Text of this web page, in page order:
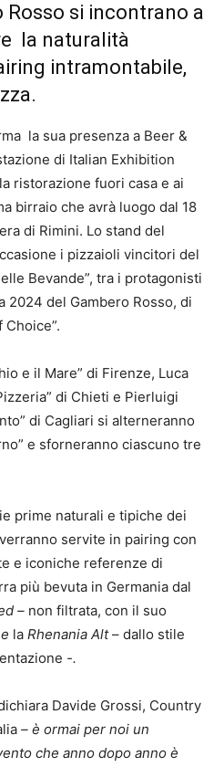
Rosso si incontrano a
la naturalità
intramontabile,
la sua presenza a Beer &
di Italian Exhibition
ristorazione fuori casa e ai
birraio che avrà luogo dal 18
di Rimini. Lo stand del
i pizzaioli vincitori del
Bevande”, tra i protagonisti
2024 del Gambero Rosso, di
e il Mare” di Firenze, Luca
di Chieti e Pierluigi
di Cagliari si alterneranno
e sforneranno ciascuno tre
prime naturali e tipiche dei
servite in pairing con
e iconiche referenze di
più bevuta in Germania dal
– non filtrata, con il suo
la Rhenania Alt– dallo stile
-.
Davide Grossi, Country
– è ormai per noi un
che anno dopo anno è